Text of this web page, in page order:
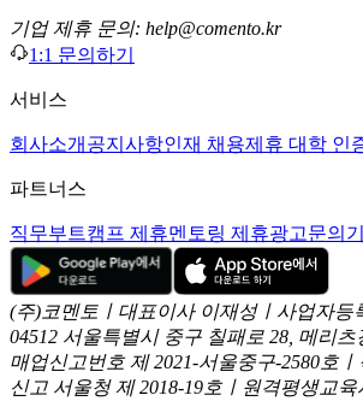
기업 제휴 문의: help@comento.kr
1:1 문의하기
서비스
회사소개 공지사항인재 채용제휴 대학 인
파트너스
직무부트캠프 제휴멘토링 제휴광고문의
(주)코멘토ㅣ대표이사 이재성ㅣ사업자등
04512 서울특별시 중구 칠패로 28, 메리츠
매업신고번호 제 2021-서울중구-2580호
신고 서울청 제 2018-19호ㅣ원격평생교